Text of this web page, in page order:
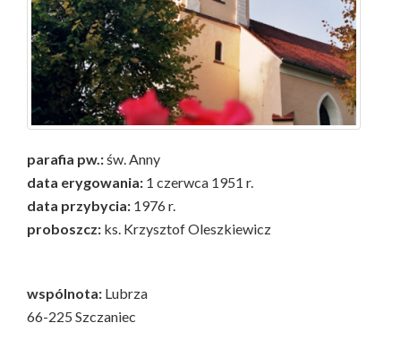
parafia pw.:św. Anny
data erygowania: 1 czerwca 1951 r.
data przybycia: 1976 r.
proboszcz: ks. Krzysztof Oleszkiewicz
wspólnota: Lubrza
66-225 Szczaniec